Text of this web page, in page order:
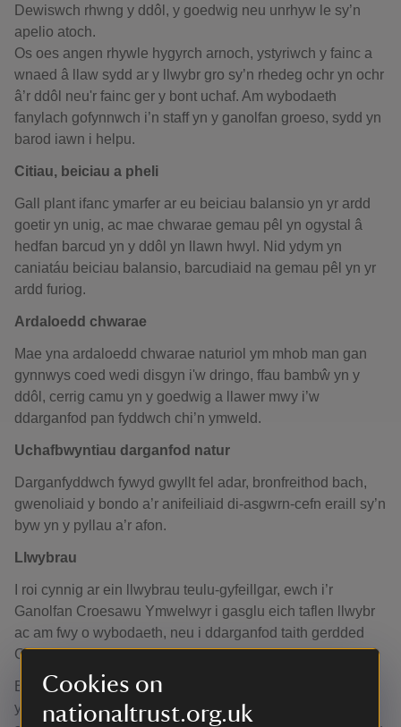
Cookies on
nationaltrust.org.uk
Dewiswch rhwng y ddôl, y goedwig neu unrhyw le sy’n
apelio atoch.
Os oes angen rhywle hygyrch arnoch, ystyriwch y fainc a
wnaed â llaw sydd ar y llwybr gro sy’n rhedeg ochr yn ochr
â’r ddôl neu'r fainc ger y bont uchaf. Am wybodaeth
fanylach gofynnwch i’n staff yn y ganolfan groeso, sydd yn
barod iawn i helpu.
Citiau, beiciau a pheli
Gall plant ifanc ymarfer ar eu beiciau balansio yn yr ardd
goetir yn unig, ac mae chwarae gemau pêl yn ogystal â
hedfan barcud yn y ddôl yn llawn hwyl. Nid ydym yn
caniatáu beiciau balansio, barcudiaid na gemau pêl yn yr
ardd furiog.
Ardaloedd chwarae
Mae yna ardaloedd chwarae naturiol ym mhob man gan
gynnwys coed wedi disgyn i'w dringo, ffau bambŵ yn y
ddôl, cerrig camu yn y goedwig a llawer mwy i’w
ddarganfod pan fyddwch chi’n ymweld.
Uchafbwyntiau darganfod natur
Darganfyddwch fywyd gwyllt fel adar, bronfreithod bach,
gwenoliaid y bondo a’r anifeiliaid di-asgwrn-cefn eraill sy’n
byw yn y pyllau a’r afon.
Llwybrau
I roi cynnig ar ein llwybrau teulu-gyfeillgar, ewch i’r
Ganolfan Croesawu Ymwelwyr i gasglu eich taflen llwybr
ac am fwy o wybodaeth, neu i ddarganfod taith gerdded
Gardd Goetir Colby ar ein gwefan.
Bob haf rydyn ni’n cymryd rhan ym menter Haf o Chwarae
yr Ymddiriedolaeth Genedlaethol; eleni bydd ’na